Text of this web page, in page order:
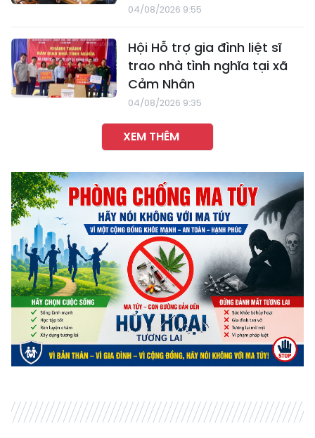
04/08/2026 9:55
Hội Hỗ trợ gia đình liệt sĩ
trao nhà tình nghĩa tại xã
Cảm Nhân
04/08/2026 9:35
XEM THÊM